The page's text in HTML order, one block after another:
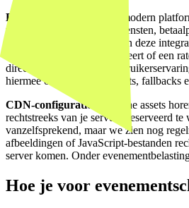
Externe API's.
Bijna elk modern
van derden: authenticatiediensten,
Onder piekbelasting worden deze
een externe API trager reageert of een
directe impact op jouw
hiermee omgaan via timeouts, fallbacks
CDN-configuratie.
Statische assets
rechtstreeks van je servers geserveerd
vanzelfsprekend, maar we zien nog
afbeeldingen of JavaScript-bestanden
server komen. Onder
Hoe je voor